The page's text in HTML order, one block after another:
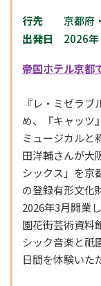
行先
京都府
出発日
2026年
帝国ホテル京都
『レ・ミゼラ
め、『キャッツ
ミュージカルと
田洋輔さんが大
シックス」を京
の登録有形文化
2026年3月開業
園花街芸術資料
シック音楽と祇
日間を体験いた